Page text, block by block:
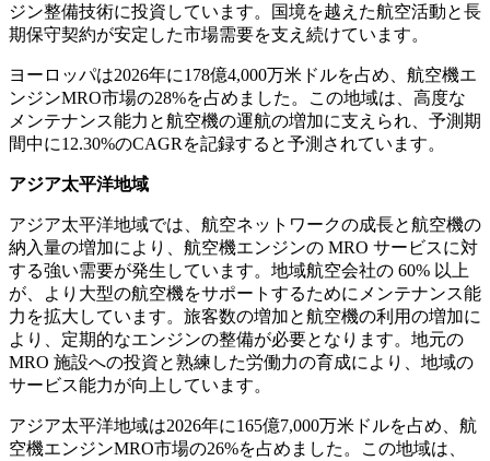
ジン整備技術に投資しています。国境を越えた航空活動と長
期保守契約が安定した市場需要を支え続けています。
ヨーロッパは2026年に178億4,000万米ドルを占め、航空機エ
ンジンMRO市場の28%を占めました。この地域は、高度な
メンテナンス能力と航空機の運航の増加に支えられ、予測期
間中に12.30%のCAGRを記録すると予測されています。
アジア太平洋地域
アジア太平洋地域では、航空ネットワークの成長と航空機の
納入量の増加により、航空機エンジンの MRO サービスに対
する強い需要が発生しています。地域航空会社の 60% 以上
が、より大型の航空機をサポートするためにメンテナンス能
力を拡大しています。旅客数の増加と航空機の利用の増加に
より、定期的なエンジンの整備が必要となります。地元の
MRO 施設への投資と熟練した労働力の育成により、地域の
サービス能力が向上しています。
アジア太平洋地域は2026年に165億7,000万米ドルを占め、航
空機エンジンMRO市場の26%を占めました。この地域は、